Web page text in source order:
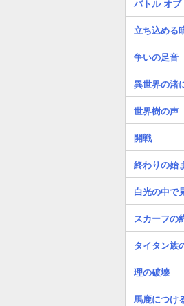
バトル オ
立ち込める
争いの足音
異世界の渚
世界樹の声
開戦
終わりの始
白光の中で
スカーフの
タイタン族
理の破壊
馬鹿につけ